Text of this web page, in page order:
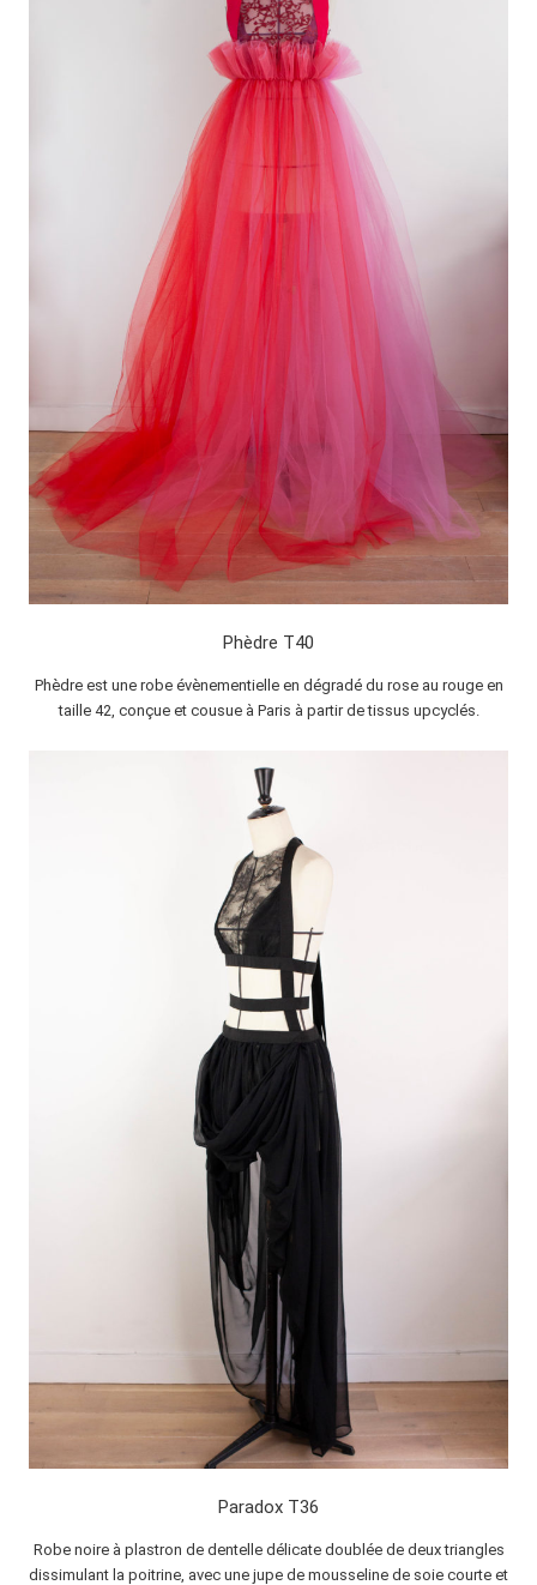
Phèdre T40
Phèdre est une robe évènementielle en dégradé du rose au rouge en
taille 42, conçue et cousue à Paris à partir de tissus upcyclés.
Paradox T36
Robe noire à plastron de dentelle délicate doublée de deux triangles
dissimulant la poitrine, avec une jupe de mousseline de soie courte et